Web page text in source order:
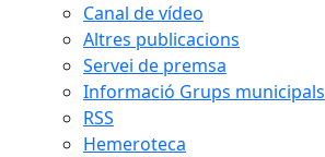
Canal de vídeo
Altres publicacions
Servei de premsa
Informació Grups municipals
RSS
Hemeroteca